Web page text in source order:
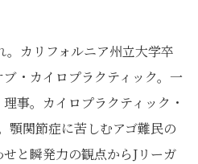
カリフォルニア州立大学卒
・カイロプラクティック。一
事。カイロプラクティック・
顎関節症に苦しむアゴ難民の
と瞬発力の観点からJリーガ